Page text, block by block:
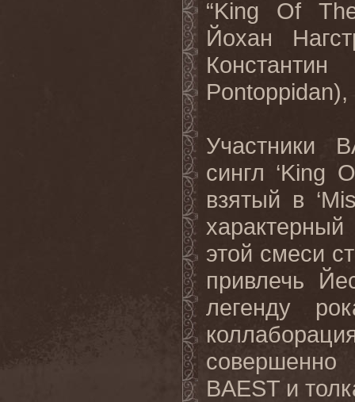
“King Of
Йохан
Pontoppidan),
Участники
сингл ‘King
взятый в ‘
этой смеси
привлечь
легенду
BAEST и